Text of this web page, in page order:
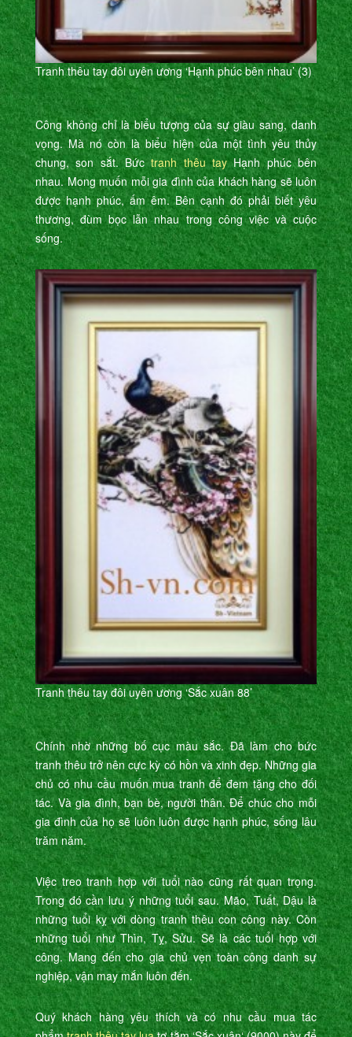
Tranh thêu tay đôi uyên ương ‘Hạnh phúc bên nhau’ (3)
Công không chỉ là biểu tượng của sự giàu sang, danh
vọng. Mà nó còn là biểu hiện của một tình yêu thủy
chung, son sắt. Bứctranh thêu tayHạnh phúc bên
nhau. Mong muốn mỗi gia đình của khách hàng sẽ luôn
được hạnh phúc, ấm êm. Bên cạnh đó phải biết yêu
thương, đùm bọc lẫn nhau trong công việc và cuộc
sống.
Tranh thêu tay đôi uyên ương ‘Sắc xuân 88’
Chính nhờ những bố cục màu sắc. Đã làm cho bức
tranh thêu trở nên cực kỳ có hồn và xinh đẹp. Những gia
chủ có nhu cầu muốn mua tranh để đem tặng cho đối
tác. Và gia đình, bạn bè, người thân. Để chúc cho mỗi
gia đình của họ sẽ luôn luôn được hạnh phúc, sống lâu
trăm năm.
Việc treo tranh hợp với tuổi nào cũng rất quan trọng.
Trong đó cần lưu ý những tuổi sau. Mão, Tuất, Dậu là
những tuổi kỵ với dòng tranh thêu con công này. Còn
những tuổi như Thìn, Tỵ, Sửu. Sẽ là các tuổi hợp với
công. Mang đến cho gia chủ vẹn toàn công danh sự
nghiệp, vận may mắn luôn đến.
Quý khách hàng yêu thích và có nhu cầu mua tác